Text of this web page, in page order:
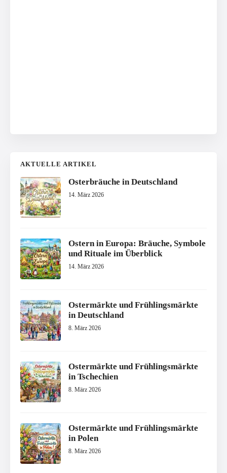
AKTUELLE ARTIKEL
Osterbräuche in Deutschland
14. März 2026
Ostern in Europa: Bräuche, Symbole
und Rituale im Überblick
14. März 2026
Ostermärkte und Frühlingsmärkte
in Deutschland
8. März 2026
Ostermärkte und Frühlingsmärkte
in Tschechien
8. März 2026
Ostermärkte und Frühlingsmärkte
in Polen
8. März 2026